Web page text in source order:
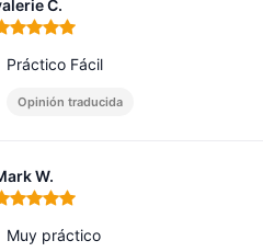
C.
5 de 5
Práctico Fácil
Opinión traducida
W.
5 de 5
Muy práctico